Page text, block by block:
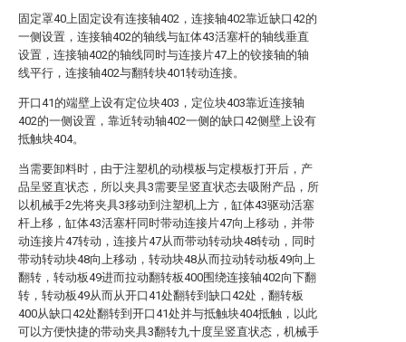
固定罩40上固定设有连接轴402，连接轴402靠近缺口42的
一侧设置，连接轴402的轴线与缸体43活塞杆的轴线垂直
设置，连接轴402的轴线同时与连接片47上的铰接轴的轴
线平行，连接轴402与翻转块401转动连接。
开口41的端壁上设有定位块403，定位块403靠近连接轴
402的一侧设置，靠近转动轴402一侧的缺口42侧壁上设有
抵触块404。
当需要卸料时，由于注塑机的动模板与定模板打开后，产
品呈竖直状态，所以夹具3需要呈竖直状态去吸附产品，所
以机械手2先将夹具3移动到注塑机上方，缸体43驱动活塞
杆上移，缸体43活塞杆同时带动连接片47向上移动，并带
动连接片47转动，连接片47从而带动转动块48转动，同时
带动转动块48向上移动，转动块48从而拉动转动板49向上
翻转，转动板49进而拉动翻转板400围绕连接轴402向下翻
转，转动板49从而从开口41处翻转到缺口42处，翻转板
400从缺口42处翻转到开口41处并与抵触块404抵触，以此
可以方便快捷的带动夹具3翻转九十度呈竖直状态，机械手